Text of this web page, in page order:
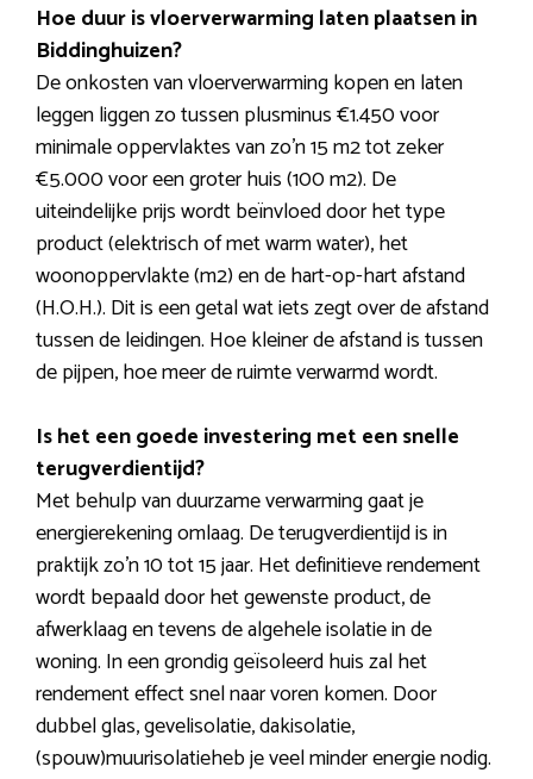
Hoe duur is vloerverwarming laten plaatsen in
Biddinghuizen?
De onkosten van vloerverwarming kopen en laten
leggen liggen zo tussen plusminus €1.450 voor
minimale oppervlaktes van zo’n 15 m2 tot zeker
€5.000 voor een groter huis (100 m2). De
uiteindelijke prijs wordt beïnvloed door het type
product (elektrisch of met warm water), het
woonoppervlakte (m2) en de hart-op-hart afstand
(H.O.H.). Dit is een getal wat iets zegt over de afstand
tussen de leidingen. Hoe kleiner de afstand is tussen
de pijpen, hoe meer de ruimte verwarmd wordt.
Is het een goede investering met een snelle
terugverdientijd?
Met behulp van duurzame verwarming gaat je
energierekening omlaag. De terugverdientijd is in
praktijk zo’n 10 tot 15 jaar. Het definitieve rendement
wordt bepaald door het gewenste product, de
afwerklaag en tevens de algehele isolatie in de
woning. In een grondig geïsoleerd huis zal het
rendement effect snel naar voren komen. Door
dubbel glas, gevelisolatie, dakisolatie,
(spouw)muurisolatieheb je veel minder energie nodig.